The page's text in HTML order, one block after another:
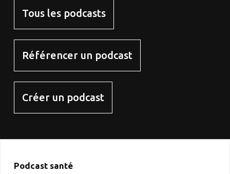
Tous les podcasts
Référencer un podcast
Créer un podcast
Podcast santé